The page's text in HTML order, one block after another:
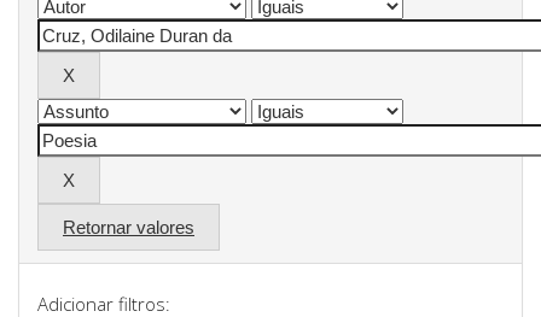
Retornar valores
Adicionar filtros: